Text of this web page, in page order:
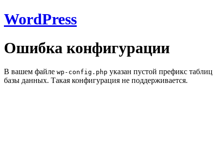
WordPress
Ошибка конфигурации
В вашем файле wp-config.php указан пустой префикс таблиц
базы данных. Такая конфигурация не поддерживается.